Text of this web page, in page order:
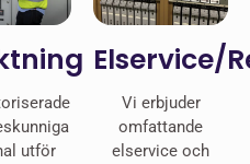
utför
Elservice/
Vi erbjuder
omfattande
elservice och